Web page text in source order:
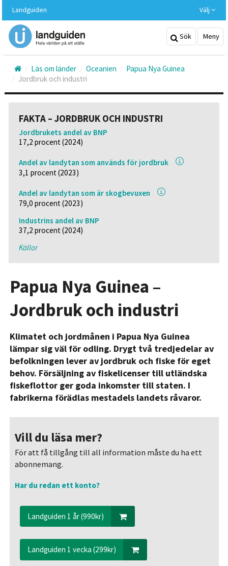
huvudinnehållet
Landguiden Välj
Sök Meny
Läs om länder Oceanien
Papua Nya Guinea
Jordbruk och industri
FAKTA – JORDBRUK OCH INDUSTRI
Jordbrukets andel av BNP
17,2 procent (2024)
Andel av landytan som används för jordbruk
3,1 procent (2023)
Andel av landytan som är skogbevuxen
79,0 procent (2023)
Industrins andel av BNP
37,2 procent (2024)
Källor
Papua Nya Guinea –
Jordbruk och industri
Klimatet och jordmånen i Papua Nya Guinea
lämpar sig väl för odling. Drygt två tredjedelar av
befolkningen lever av jordbruk och fiske för eget
behov. Försäljning av fiskelicenser till utländska
fiskeflottor ger goda inkomster till staten. I
fabrikerna förädlas mestadels landets råvaror.
Vill du läsa mer?
För att få tillgång till all information måste du ha ett
abonnemang.
Har du redan ett konto?
Landguiden 1 år (990kr)
Landguiden 1 vecka (299kr)